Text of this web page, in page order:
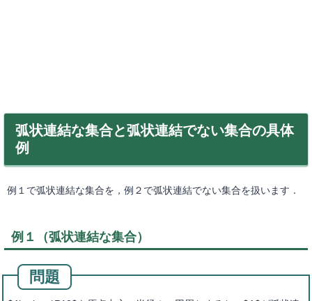
弧状連結な集合と弧状連結でない集合の具体
例
例１で弧状連結な集合を，例２で弧状連結でない集合を扱います．
例１（弧状連結な集合）